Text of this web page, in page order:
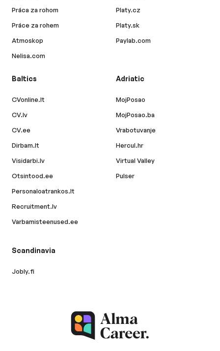
Práca za rohom
Práce za rohem
Atmoskop
Nelisa.com
Platy.cz
Platy.sk
Paylab.com
Baltics
CVonline.lt
CV.lv
CV.ee
Dirbam.lt
Visidarbi.lv
Otsintood.ee
Personaloatrankos.lt
Recruitment.lv
Varbamisteenused.ee
Adriatic
MojPosao
MojPosao.ba
Vrabotuvanje
Hercul.hr
Virtual Valley
Pulser
Scandinavia
Jobly.fi